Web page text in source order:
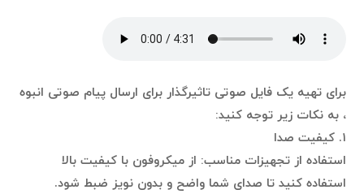
برای تهیه یک فایل صوتی تاثیرگذار برای ارسال پیام صوتی انبوه
، به نکات زیر توجه کنید:
۱. کیفیت صدا
استفاده از تجهیزات مناسب: از میکروفون با کیفیت بالا
استفاده کنید تا صدای شما واضح و بدون نویز ضبط شود.